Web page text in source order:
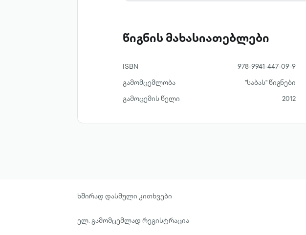
წიგნის მახასიათებლები
ISBN
978-9941-447-09-9
გამომცემლობა
"საბას" წიგნები
გამოცემის წელი
2012
ხშირად დასმული კითხვები
ელ. გამომცემლად რეგისტრაცია